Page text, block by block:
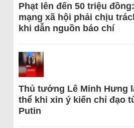
Phạt lên đến 50 triệu
mạng xã hội phải chịu
khi dẫn nguồn báo chí
Thủ tướng Lê Minh Hưng
thể khi xin ý kiến chỉ đạo
Putin